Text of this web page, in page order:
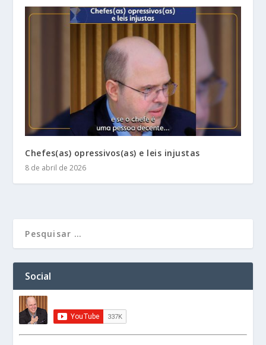
Chefes(as) opressivos(as) e leis injustas
8 de abril de 2026
Social